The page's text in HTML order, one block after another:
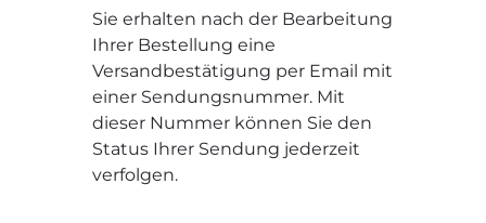
Sie erhalten nach der Bearbeitung
Ihrer Bestellung eine
Versandbestätigung per Email mit
einer Sendungsnummer. Mit
dieser Nummer können Sie den
Status Ihrer Sendung jederzeit
verfolgen.